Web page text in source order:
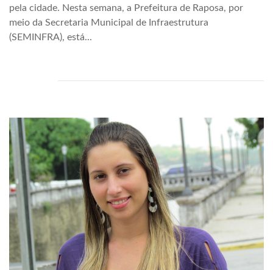
pela cidade. Nesta semana, a Prefeitura de Raposa, por
meio da Secretaria Municipal de Infraestrutura
(SEMINFRA), está...